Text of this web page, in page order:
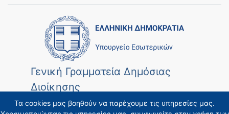
Τα cookies μας βοηθούν να παρέχουμε τις υπηρεσίες μας.
Γενική Γραμματεία Δημόσιας
Διοίκησης